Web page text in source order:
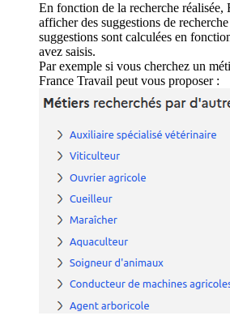
En fonction de la recherche réalisée,
afficher des suggestions de
suggestions sont calculées en
avez saisis.
Par exemple si vous cherchez un
France Travail peut vous proposer :